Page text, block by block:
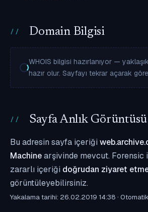
Domain Bilgisi
WHOIS bilgisi hazırlanıyor —
hazır olur. Sayfayı tekrar açarak
Sayfa Anlık Görüntüsü
Bu adresin sayfa içeriği
Machinearşivinde mevcut. Forensic
zararlı içeriği doğrudan ziyaret
görüntüleyebilirsiniz.
Yakalama tarihi: 26.02.2019 14:38 ·